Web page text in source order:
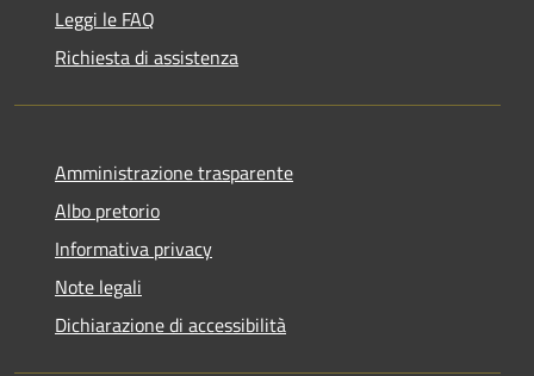
Leggi le FAQ
Richiesta di assistenza
Amministrazione trasparente
Albo pretorio
Informativa privacy
Note legali
Dichiarazione di accessibilità